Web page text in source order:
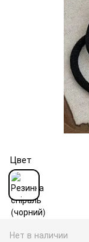
Цвет
Нет в наличии